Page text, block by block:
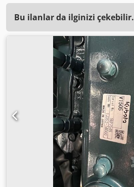
Bu ilanlar da ilginizi çekebilir.